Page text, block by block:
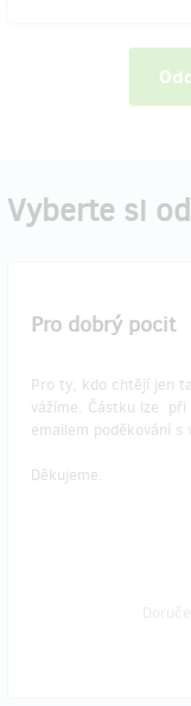
Vyberte si
Pro dobrý pocit
Pro ty, kdo chtějí jen
vážíme. Částku lze při
emailem poděkování
Děkujeme.